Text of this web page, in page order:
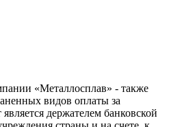
«Металлосплав» - также
видов оплаты за
держателем банковской